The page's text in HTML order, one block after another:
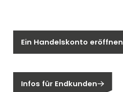
Ein Handelskonto eröffnen
Infos für Endkunden